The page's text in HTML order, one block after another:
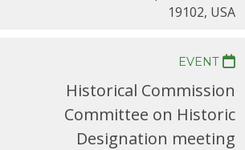
19102, USA
Historical Commission
Committee on Historic
Designation meeting